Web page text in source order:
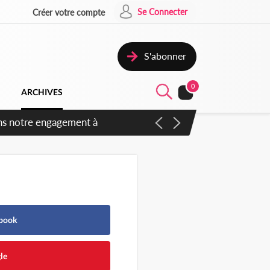
Créer votre compte Se Connecter
S'abonner
ARCHIVES
0
amendements, un exclu